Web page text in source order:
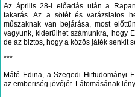
Az április 28-i előadás után a
takarás. Az a sötét és varázslatos
műszaknak van bejárása, most
vagyunk, kiderülhet számunkra, hogy
de az biztos, hogy a közös játék senkit
***
Máté Edina, a Szegedi Hittudományi
az emberiség jövőjét. Látomásának